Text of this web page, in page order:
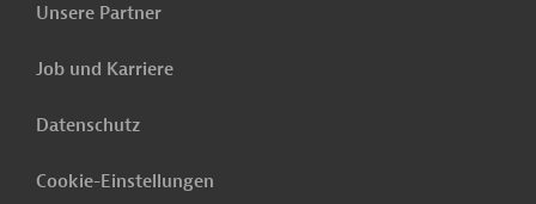
Jetzt einrichten lassen
Unsere Partner
Job und Karriere
Datenschutz
Cookie-Einstellungen